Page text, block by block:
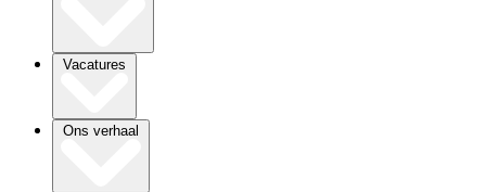
Vacatures
Ons verhaal